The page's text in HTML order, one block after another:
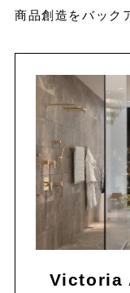
商品創造をバック
Victoria